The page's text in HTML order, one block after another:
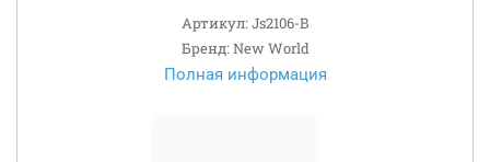
Артикул: Js2106-B
Бренд: New World
Полная информация